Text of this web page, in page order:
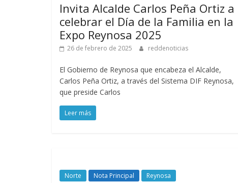
Invita Alcalde Carlos Peña Ortiz a
celebrar el Día de la Familia en la
Expo Reynosa 2025
26 de febrero de 2025 reddenoticias
El Gobierno de Reynosa que encabeza el Alcalde,
Carlos Peña Ortiz, a través del Sistema DIF Reynosa,
que preside Carlos
Leer más
Norte Nota Principal Reynosa